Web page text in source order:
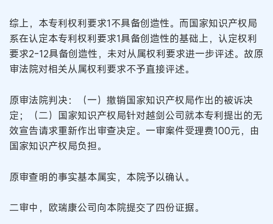
综上，本专利权利要求1不具备创造性。而国家知识产权局
系在认定本专利权利要求1具备创造性的基础上，认定权利
要求2-12具备创造性，未对从属权利要求进一步评述。故原
审法院对相关从属权利要求不予直接评述。
原审法院判决：（一）撤销国家知识产权局作出的被诉决
定；（二）国家知识产权局针对越剑公司就本专利提出的无
效宣告请求重新作出审查决定。一审案件受理费100元，由
国家知识产权局负担。
原审查明的事实基本属实，本院予以确认。
二审中，欧瑞康公司向本院提交了四份证据。